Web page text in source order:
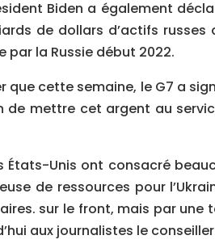
Biden a également
de dollars d’actifs
par la Russie début 2022.
que cette semaine, le G7 a
mettre cet argent au
États-Unis ont consacré
de ressources pour
sur le front, mais par
aux journalistes le